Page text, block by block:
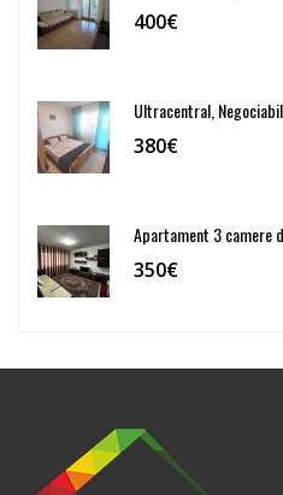
400€
Ultracentral, Negociabil
380€
Apartament 3 camere
350€